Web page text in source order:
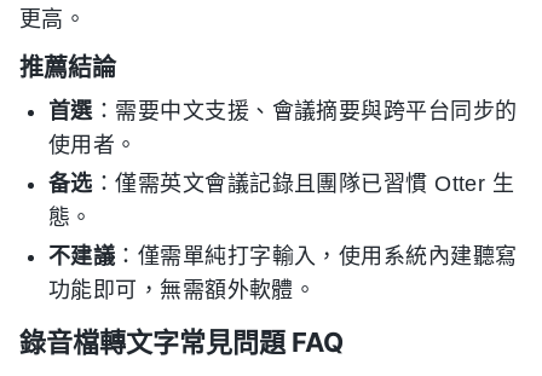
更高。
推薦結論
首選：需要中文支援、會議摘要與跨平台同步的
使用者。
备选 ：僅需英文會議記錄且團隊已習慣 Otter 生
態。
不建議 ：僅需單純打字輸入，使用系統內建聽寫
功能即可，無需額外軟體。
錄音檔轉文字常見問題 FAQ